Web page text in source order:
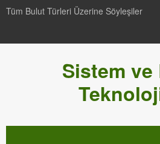
Tüm Bulut Türleri Üzerine Söyleşiler
Sistem